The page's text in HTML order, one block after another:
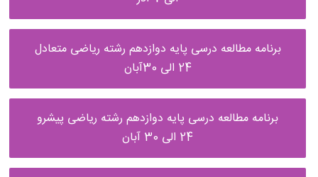
برنامه مطالعه درسی پایه دوازدهم رشته ریاضی متعادل
24 الی 30آبان
برنامه مطالعه درسی پایه دوازدهم رشته ریاضی پیشرو
24 الی 30 آبان